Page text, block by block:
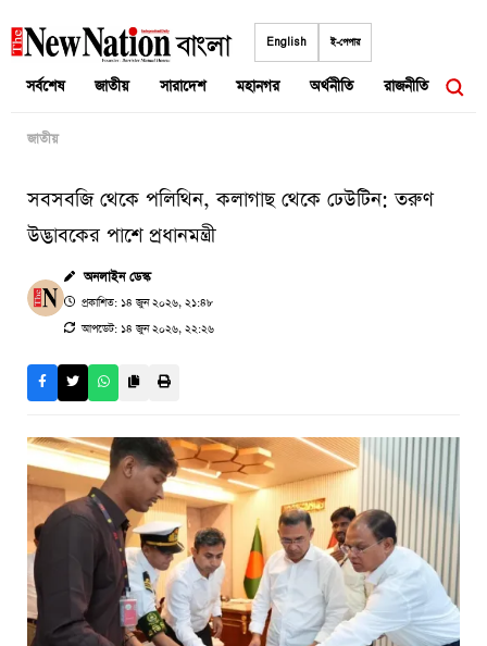
to
English ই-পেপার
সর্বশেষ জাতীয় সারাদেশ মহানগর অর্থনীতি রাজনীতি
জাতীয়
সবসবজি থেকে পলিথিন, কলাগাছ থেকে ঢেউটিন: তরুণ
উদ্ভাবকের পাশে প্রধানমন্ত্রী
অনলাইন ডেস্ক
প্রকাশিত: ১৪ জুন ২০২৬, ২১:৪৮
আপডেট: ১৪ জুন ২০২৬, ২২:২৬